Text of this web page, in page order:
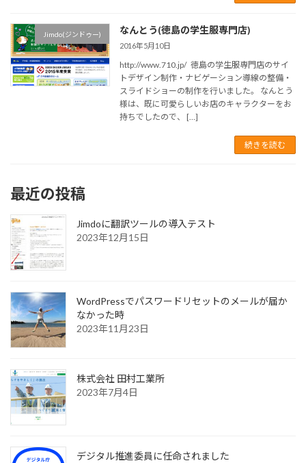
Jimdo(ジンドゥー) なんとう(徳島の学生服専門店)
2016年5月10日
http://www.710.jp/ 徳島の学生服専門店のサイ
トデザイン制作・ナビゲーション導線の整備・
スライドショーの制作を行いました。 なんとう
様は、既に可愛らしいお店のキャラクターをお
持ちでしたので、 […]
続きを読む
最近の投稿
Jimdoに翻訳ツールの導入テスト
2023年12月15日
WordPressでパスワードリセットのメールが届か
なかった時
2023年11月23日
株式会社 田村工業所
2023年7月4日
デジタル推進委員に任命されました